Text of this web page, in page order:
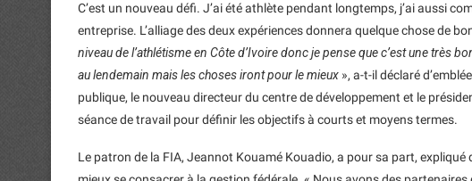
C’est un nouveau défi. J’ai été athlète pendant longtemps, j’ai aussi
entreprise. L’alliage des deux expériences donnera quelque chose de
niveau de l’athlétisme en Côte d’Ivoire donc je pense que c’est une très
au lendemain mais les choses iront pour le mieux », a-t-il déclaré
publique, le nouveau directeur du centre de développement et le
séance de travail pour définir les objectifs à courts et moyens termes.
Le patron de la FIA, Jeannot Kouamé Kouadio, a pour sa part,